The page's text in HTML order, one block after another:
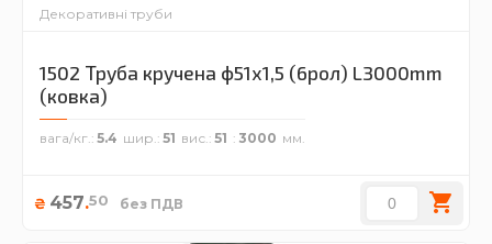
Декоративні труби
1502 Труба кручена ф51х1,5 (6рол) L3000mm
(ковка)
вага/кг. 5.4 шир. 51 вис. 51 3000
₴ 457.50 без ПДВ